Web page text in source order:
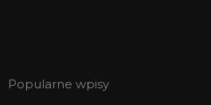
Popularne wpisy